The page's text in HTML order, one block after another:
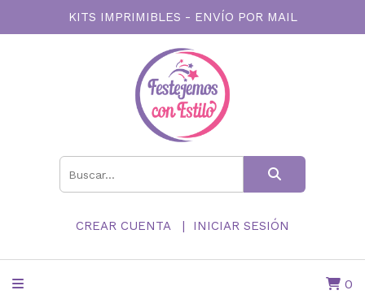
KITS IMPRIMIBLES - ENVÍO POR MAIL
CREAR CUENTA INICIAR SESIÓN
0